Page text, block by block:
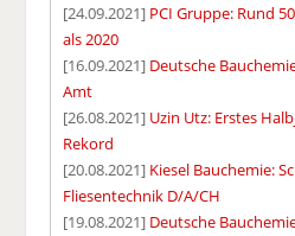
[24.09.2021] PCI Gruppe: Rund
als 2020
[16.09.2021] Deutsche
Amt
[26.08.2021] Uzin Utz: Erstes
Rekord
[20.08.2021] Kiesel Bauchemie:
Fliesentechnik D/A/CH
[19.08.2021] Deutsche